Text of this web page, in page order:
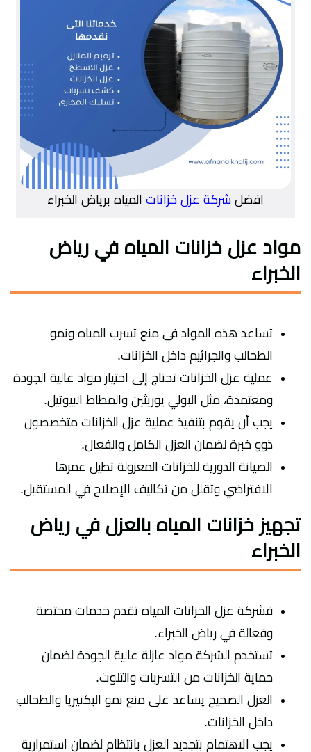
افضل شركة عزل خزاناتالمياه برياض الخبراء
مواد عزل خزانات المياه في رياض
الخبراء
تساعد هذه المواد في منع تسرب المياه ونمو
الطحالب والجراثيم داخل الخزانات.
عملية عزل الخزانات تحتاج إلى اختيار مواد عالية الجودة
ومعتمدة، مثل البولي يوريثين والمطاط البيوتيل.
يجب أن يقوم بتنفيذ عملية عزل الخزانات متخصصون
ذوو خبرة لضمان العزل الكامل والفعال.
الصيانة الدورية للخزانات المعزولة تطيل عمرها
الافتراضي وتقلل من تكاليف الإصلاح في المستقبل.
تجهيز خزانات المياه بالعزل في رياض
الخبراء
فشركة عزل الخزانات المياه تقدم خدمات مختصة
وفعالة في رياض الخبراء.
تستخدم الشركة مواد عازلة عالية الجودة لضمان
حماية الخزانات من التسربات والتلوث.
العزل الصحيح يساعد على منع نمو البكتيريا والطحالب
داخل الخزانات.
يجب الاهتمام بتجديد العزل بانتظام لضمان استمرارية